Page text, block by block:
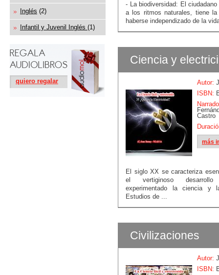
Inglés (2)
Infantil y Juvenil Inglés (1)
quiero regalar
- La biodiversidad: El ciudadano
a los ritmos naturales, tiene la
haberse independizado de la
Ciencia y
Autor:
ISBN:
Castro
más
El siglo XX se caracteriza
el vertiginoso
experimentado la ciencia y
Estudios de ...
Civilizaciones
Autor:
ISBN: